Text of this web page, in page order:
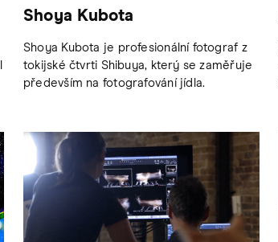
Shoya Kubota
Shoya Kubota je profesionální fotograf z
tokijské čtvrti Shibuya, který se zaměřuje
především na fotografování jídla.